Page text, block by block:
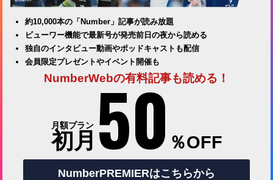
約10,000本の「Number」記事が読み放題
ビューワー機能で最新号が発売前日の夜から読める
独自のインタビュー動画やポッドキャストも配信
会員限定プレゼントやイベント開催も
NumberWebの有料記事も読める！
月額プラン
初月 50 ％OFF
NumberPREMIERはこちらから